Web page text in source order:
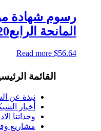
رسوم شهادة
المانحة الرابع2020م
$56.64
Read more
القائمة
نبذة عن
أخبار
وحداتنا
مشاريع